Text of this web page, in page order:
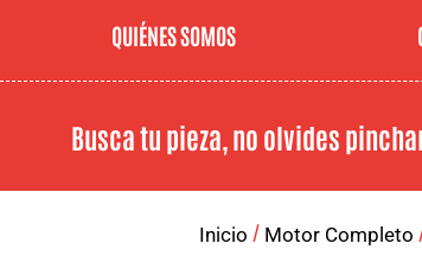
QUIÉNES SOMOS
Busca tu pieza, no olvides
Inicio / Motor Completo